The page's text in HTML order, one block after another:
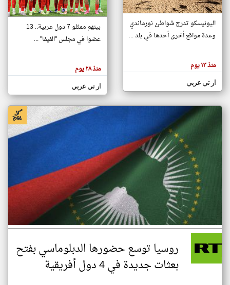
تغيير الدولة
اخبار جزر القمر على مدار الساعة
أهم اخبار جزر القمر العاجلة والمباشرة
هنا عن
وجهة
كاتبيها.
اليونيسكو تدرج شواطئ نورماندي
وعدة مواقع أخرى أحدها في بلد ...
منذ ١٣ يوم
ار تي عربي
بينهم ممثلو 7 دول عربية.. 13
عضوا في مجلس "الفيفا" ...
منذ ٢٨ يوم
ار تي عربي
روسيا توسع حضورها الدبلوماسي بفتح
بعثات جديدة في 4 دول أفريقية
klyoum.com